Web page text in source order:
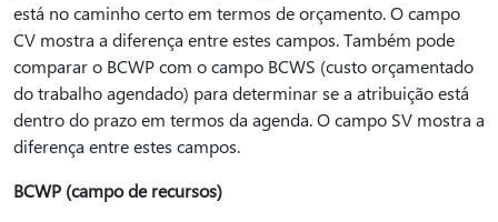
está no caminho certo em termos de orçamento. O campo
CV mostra a diferença entre estes campos. Também pode
comparar o BCWP com o campo BCWS (custo orçamentado
do trabalho agendado) para determinar se a atribuição está
dentro do prazo em termos da agenda. O campo SV mostra a
diferença entre estes campos.
BCWP (campo de recursos)